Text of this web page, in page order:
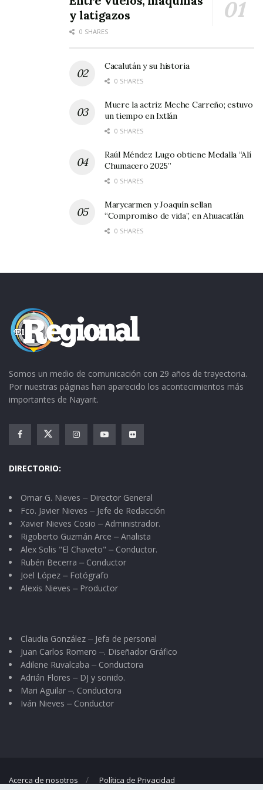
Nuestros hijos son la producción de esta
sociedad que nos obliga a vivir como lo
parte si nos remitimos a nuestra niñez.
¿Cómo fue?, ¿Qué parte de lo que nos tocó se
podría cambiar? Hacer memoria de esto nos
puede ayudar para reflejarnos en nuestros
hijos y así poder cambiar o no nuestra actitud.
y latigazos
0 SHARES
Cacalután y su historia
0 SHARES
Muere la actriz Meche Carreño; estuvo
un tiempo en Ixtlán
0 SHARES
Raúl Méndez Lugo obtiene Medalla “Alí
Chumacero 2025”
0 SHARES
Marycarmen y Joaquín sellan
“Compromiso de vida”, en Ahuacatlán
0 SHARES
Somos un medio de comunicación con 29 años de trayectoria.
Por nuestras páginas han aparecido los acontecimientos más
importantes de Nayarit.
DIRECTORIO:
Omar G. Nieves ⏤ Director General
Fco. Javier Nieves ⏤ Jefe de Redacción
Xavier Nieves Cosio ⏤ Administrador.
Rigoberto Guzmán Arce ⏤ Analista
Alex Solis "El Chaveto" ⏤ Conductor.
Rubén Becerra ⏤ Conductor
Joel López ⏤ Fotógrafo
Alexis Nieves ⏤ Productor
Claudia González ⏤ Jefa de personal
Juan Carlos Romero ⏤. Diseñador Gráfico
Adilene Ruvalcaba ⏤ Conductora
Adrián Flores ⏤ DJ y sonido.
Mari Aguilar ⏤. Conductora
Iván Nieves ⏤ Conductor
Acerca de nosotros Política de Privacidad